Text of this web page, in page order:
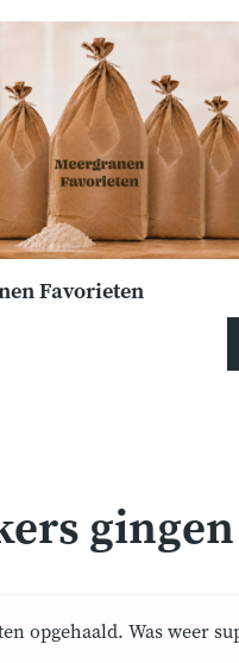
Favorieten
opgehaald. Was weer